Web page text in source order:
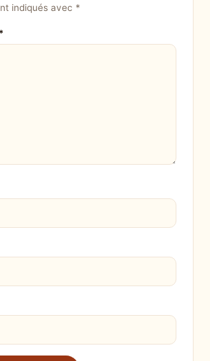
indiqués avec *
*